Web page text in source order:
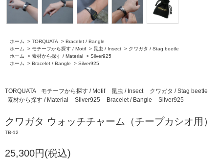
ホーム > TORQUATA > Bracelet / Bangle
ホーム
> モチーフから探す / Motif > 昆虫 / Insect > クワガタ / Stag beetle
ホーム
> 素材から探す / Material > Silver925
ホーム
> Bracelet / Bangle > Silver925
TORQUATA モチーフから探す / Motif 昆虫 / Insect
クワガタ / Stag beetle
素材から探す / Material
Silver925 Bracelet / Bangle Silver925
クワガタ ウォッチチャーム（チープカシオ用）
TB-12
25,300円(税込)